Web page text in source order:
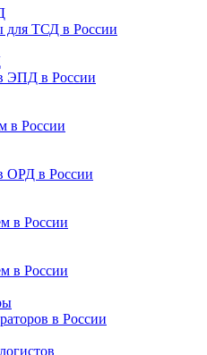
ТСД в России
ЭПД в России
в России
ОРД в России
в России
в России
в России